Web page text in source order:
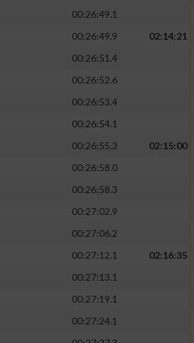
00:26:49.1
00:26:49.9
02:14:21
00:26:51.4
00:26:52.6
00:26:53.4
00:26:54.1
00:26:55.3
02:15:00
00:26:58.0
00:26:58.3
00:27:02.9
00:27:06.2
00:27:12.1
02:16:35
00:27:13.1
00:27:19.1
00:27:24.1